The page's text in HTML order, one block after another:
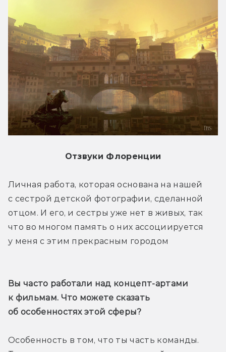
Отзвуки Флоренции
Личная работа, которая основана на нашей
с сестрой детской фотографии, сделанной
отцом. И его, и сестры уже нет в живых, так
что во многом память о них ассоциируется
у меня с этим прекрасным городом
Вы часто работали над концепт-артами
к фильмам. Что можете сказать
об особенностях этой сферы?
Особенность в том, что ты часть команды.